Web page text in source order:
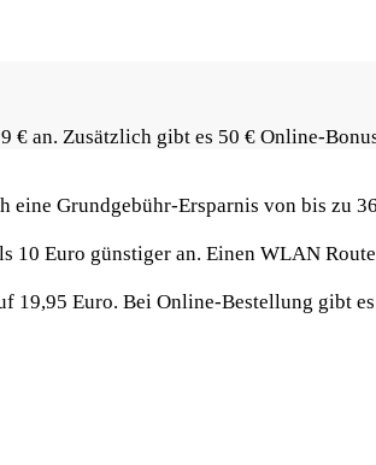
€ an. Zusätzlich gibt es 50 € Online-
eine Grundgebühr-Ersparnis von bis zu
10 Euro günstiger an. Einen WLAN
Euro. Bei Online-Bestellung gibt